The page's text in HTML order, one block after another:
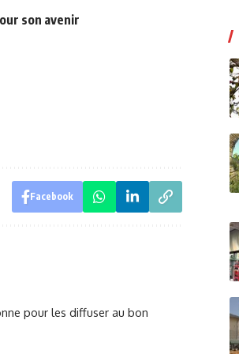
son avenir
Facebook
pour les diffuser au bon